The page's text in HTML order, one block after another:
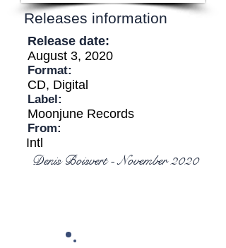
Releases information
Release date:
August 3, 2020
Format:
CD, Digital
Label:
Moonjune Records
From:
Intl
Denis Boisvert - November 2020